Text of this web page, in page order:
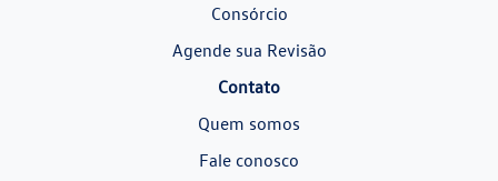
Consórcio
Agende sua Revisão
Contato
Quem somos
Fale conosco